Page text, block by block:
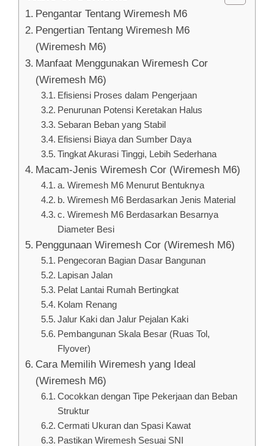
Pengantar Tentang Wiremesh M6
Pengertian Tentang Wiremesh M6
(Wiremesh M6)
Manfaat Menggunakan Wiremesh Cor
(Wiremesh M6)
Efisiensi Proses dalam Pengerjaan
Penurunan Potensi Keretakan Halus
Sebaran Beban yang Stabil
Efisiensi Biaya dan Sumber Daya
Tingkat Akurasi Tinggi, Lebih Sederhana
Macam-Jenis Wiremesh Cor (Wiremesh M6)
a. Wiremesh M6 Menurut Bentuknya
b. Wiremesh M6 Berdasarkan Jenis Material
c. Wiremesh M6 Berdasarkan Besarnya
Diameter Besi
Penggunaan Wiremesh Cor (Wiremesh M6)
Pengecoran Bagian Dasar Bangunan
Lapisan Jalan
Pelat Lantai Rumah Bertingkat
Kolam Renang
Jalur Kaki dan Jalur Pejalan Kaki
Pembangunan Skala Besar (Ruas Tol,
Flyover)
Cara Memilih Wiremesh yang Ideal
(Wiremesh M6)
Cocokkan dengan Tipe Pekerjaan dan Beban
Struktur
Cermati Ukuran dan Spasi Kawat
Pastikan Wiremesh Sesuai SNI